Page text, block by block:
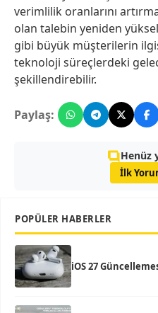
verimlilik oranlarını
olan talebin yeniden
gibi büyük müşterilerin
teknoloji süreçlerdeki
şekillendirebilir.
Paylaş:
Henüz
İlk
POPÜLER HABERLER
iOS 27